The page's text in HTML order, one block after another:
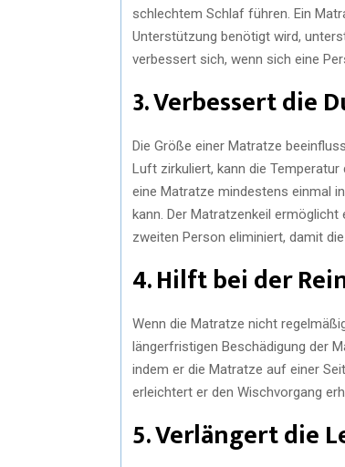
schlechtem Schlaf führen. Ein
Unterstützung benötigt wird,
verbessert sich, wenn sich eine
3. Verbessert die
Die Größe einer Matratze
Luft zirkuliert, kann die
eine Matratze mindestens einmal
kann. Der Matratzenkeil
zweiten Person eliminiert, damit
4. Hilft bei der
Wenn die Matratze nicht
längerfristigen Beschädigung der
indem er die Matratze auf einer
erleichtert er den Wischvorgang
5. Verlängert die